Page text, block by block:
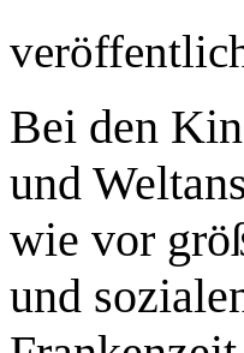
Bei den
und
wie vor
und